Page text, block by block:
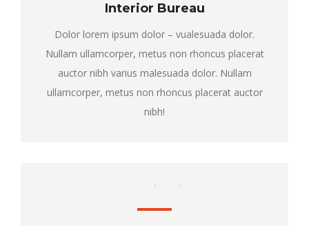
Interior Bureau
Dolor lorem ipsum dolor – vualesuada dolor.
Nullam ullamcorper, metus non rhoncus placerat
auctor nibh varius malesuada dolor. Nullam
ullamcorper, metus non rhoncus placerat auctor
nibh!